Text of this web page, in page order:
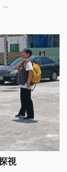
...
視